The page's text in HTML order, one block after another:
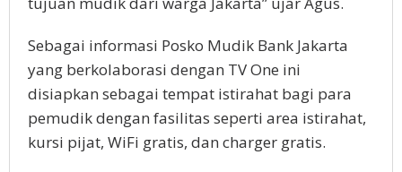
Sebagai informasi Posko Mudik Bank Jakarta
yang berkolaborasi dengan TV One ini
disiapkan sebagai tempat istirahat bagi para
pemudik dengan fasilitas seperti area istirahat,
kursi pijat, WiFi gratis, dan charger gratis.